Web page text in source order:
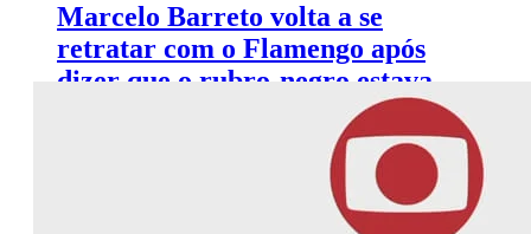
Marcelo Barreto volta a se
retratar com o Flamengo após
dizer que o rubro-negro estava
sem atletas nos Jogos de Tóquio